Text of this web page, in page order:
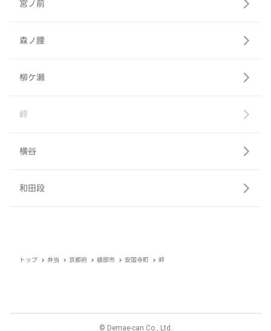
宮ノ前
森ノ腰
柳ケ瀬
岼
横谷
和田段
トップ 弁当 京都府 綾部市 安国寺町 岼
© Demae-can Co., Ltd.